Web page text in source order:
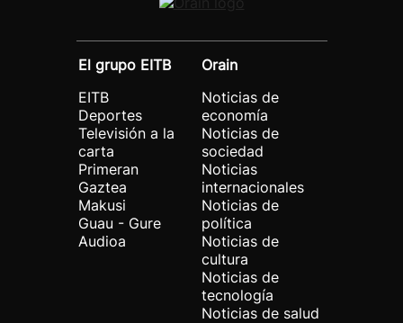
El grupo EITB
EITB
Deportes
Televisión a la
carta
Primeran
Gaztea
Makusi
Guau - Gure
Audioa
Orain
Noticias de
economía
Noticias de
sociedad
Noticias
internacionales
Noticias de
política
Noticias de
cultura
Noticias de
tecnología
Noticias de salud